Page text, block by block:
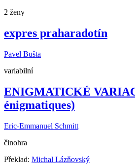
2 ženy
expres praharadotín
Pavel Bušta
variabilní
ENIGMATICKÉ
énigmatiques)
Eric-Emmanuel Schmitt
činohra
Překlad: Michal Lázňovský